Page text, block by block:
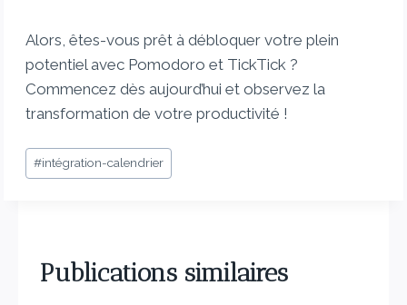
Alors, êtes-vous prêt à débloquer votre plein
potentiel avec Pomodoro et TickTick ?
Commencez dès aujourd’hui et observez la
transformation de votre productivité !
#intégration-calendrier
Publications similaires